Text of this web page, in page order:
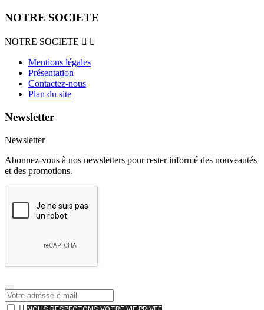
NOTRE SOCIETE
NOTRE SOCIETE  
Mentions légales
Présentation
Contactez-nous
Plan du site
Newsletter
Newsletter
Abonnez-vous à nos newsletters pour rester informé des nouveautés
et des promotions.